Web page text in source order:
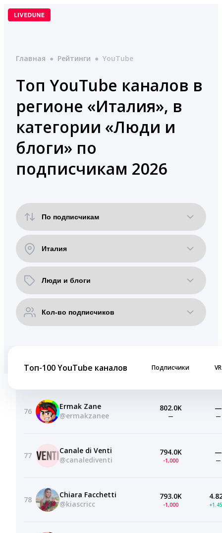
Перейти
Главная ● Рейтинги ● YouTube
Топ YouTube каналов в
регионе «Италия», в
категории «Люди и
блоги» по
подписчикам 2026
Топ-100 YouTube каналов Подписчики VR
76
Ermak Zane
@ermakzanee
802.0K
—
—
—
77
Canale di Venti
@canalediventi
794.0K
-1,000
—
—
78
Chiara Facchetti
@kiascricc
793.0K
-1,000